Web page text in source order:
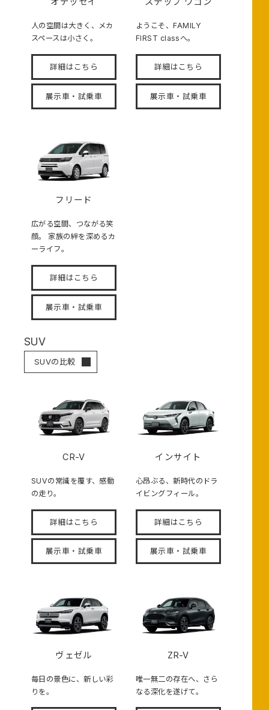
人の空間は大きく、メカ
スペースは小さく。
詳細はこちら
展示車・試乗車
ようこそ、FAMILY
FIRST classへ。
詳細はこちら
展示車・試乗車
フリード
広がる空間、つながる笑
顔。 家族の絆を深めるカ
ーライフ。
詳細はこちら
展示車・試乗車
SUV
SUVの比較
CR-V
SUVの常識を覆す、感動
の走り。
詳細はこちら
展示車・試乗車
インサイト
心昂ぶる、新時代のドラ
イビングフィール。
詳細はこちら
展示車・試乗車
ヴェゼル
毎日の景色に、新しい彩
りを。
ZR-V
唯一無二の存在へ、さら
なる深化を遂げて。